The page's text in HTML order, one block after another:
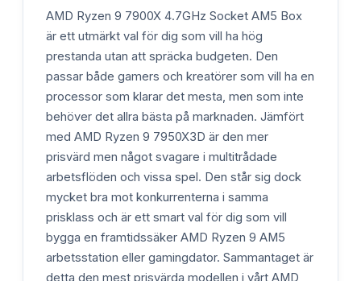
AMD Ryzen 9 7900X 4.7GHz Socket AM5 Box
är ett utmärkt val för dig som vill ha hög
prestanda utan att spräcka budgeten. Den
passar både gamers och kreatörer som vill ha en
processor som klarar det mesta, men som inte
behöver det allra bästa på marknaden. Jämfört
med AMD Ryzen 9 7950X3D är den mer
prisvärd men något svagare i multitrådade
arbetsflöden och vissa spel. Den står sig dock
mycket bra mot konkurrenterna i samma
prisklass och är ett smart val för dig som vill
bygga en framtidssäker AMD Ryzen 9 AM5
arbetsstation eller gamingdator. Sammantaget är
detta den mest prisvärda modellen i vårt AMD